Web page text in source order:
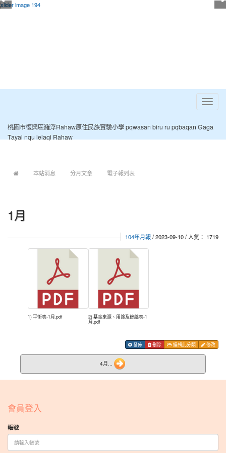
Toggle
桃園市復興區羅浮Rahaw原住民族實驗小學 pqwasan biru ru pqbaqan Gaga
Tayal nqu lelaqi Rahaw
本站消息 分月文章 電子報列表
1月
104年月報/ 2023-09-10 / 人氣： 1719
1) 平衡表-1月.pdf 2) 基金來源、用途及餘絀表-1
月.pdf
發佈 刪除 編輯此分類 修改
4月...
會員登入
帳號